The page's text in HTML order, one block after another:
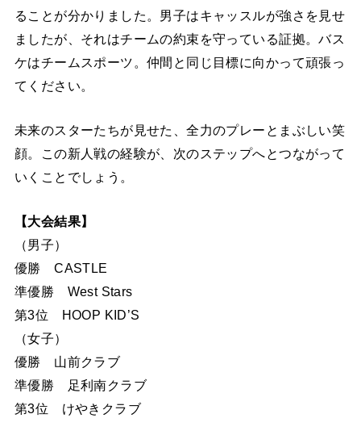
ることが分かりました。男子はキャッスルが強さを見せ
ましたが、それはチームの約束を守っている証拠。バス
ケはチームスポーツ。仲間と同じ目標に向かって頑張っ
てください。
未来のスターたちが見せた、全力のプレーとまぶしい笑
顔。この新人戦の経験が、次のステップへとつながって
いくことでしょう。
【大会結果】
（男子）
優勝 CASTLE
準優勝 West Stars
第3位 HOOP KID’S
（女子）
優勝 山前クラブ
準優勝 足利南クラブ
第3位 けやきクラブ